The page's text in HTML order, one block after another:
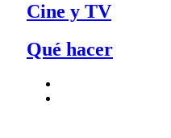
Cine y TV
Qué hacer